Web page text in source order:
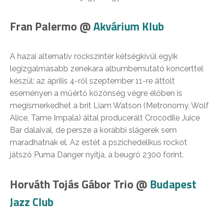
Fran Palermo @Akvárium Klub
A hazai alternatív rockszíntér kétségkívül egyik
legizgalmasabb zenekara albumbemutató koncerttel
készül: az április 4-ről szeptember 11-re áttolt
eseményen a műértő közönség végre élőben is
megismerkedhet a brit Liam Watson (Metronomy, Wolf
Alice, Tame Impala) által producerált Crocodile Juice
Bar dalaival, de persze a korábbi slágerek sem
maradhatnak el. Az estét a pszichedelikus rockot
játszó Puma Danger nyitja, a beugró 2300 forint.
Horváth Tojás Gábor Trio @ Budapest
Jazz Club